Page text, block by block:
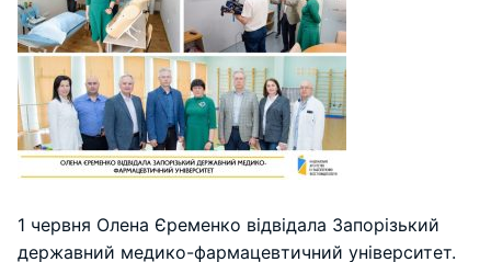
1 червня Олена Єременко відвідала Запорізький
державний медико-фармацевтичний університет.